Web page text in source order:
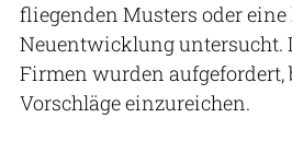
fliegenden Musters oder
Neuentwicklung untersucht.
Firmen wurden aufgefordert,
Vorschläge einzureichen.